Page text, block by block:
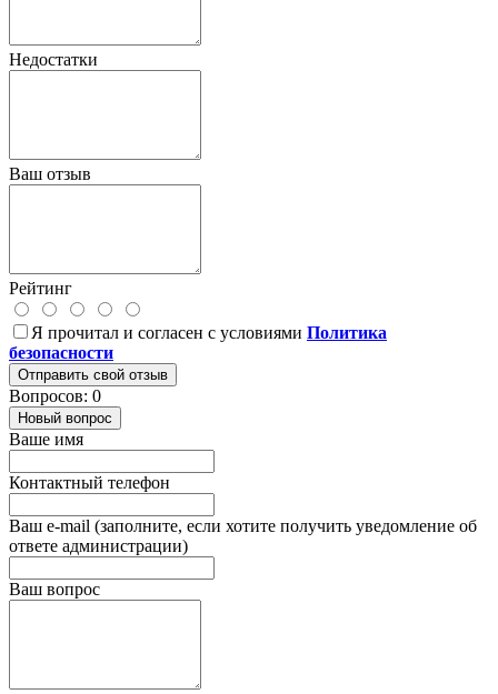
Недостатки
Ваш отзыв
Рейтинг
Я прочитал и согласен с условиями Политика
безопасности
Отправить свой отзыв
Вопросов: 0
Новый вопрос
Ваше имя
Контактный телефон
Ваш e-mail (заполните, если хотите получить уведомление об
ответе администрации)
Ваш вопрос